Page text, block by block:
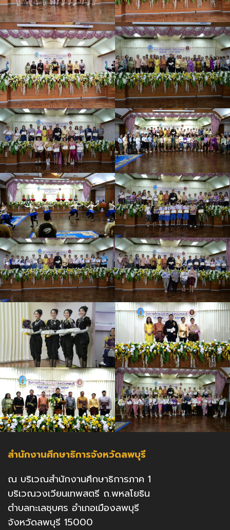
สำนักงานศึกษาธิการจังหวัดลพบุรี
ณ บริเวณสำนักงานศึกษาธิการภาค 1
บริเวณวงเวียนเทพสตรี ถ.พหลโยธิน
ตำบลทะเลชุบศร อำเภอเมืองลพบุรี
จังหวัดลพบุรี 15000